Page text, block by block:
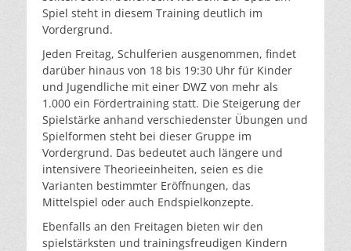
Spiel steht in diesem Training deutlich im
Vordergrund.
Jeden Freitag, Schulferien ausgenommen, findet
darüber hinaus von 18 bis 19:30 Uhr für Kinder
und Jugendliche mit einer DWZ von mehr als
1.000 ein Fördertraining statt. Die Steigerung der
Spielstärke anhand verschiedenster Übungen und
Spielformen steht bei dieser Gruppe im
Vordergrund. Das bedeutet auch längere und
intensivere Theorieeinheiten, seien es die
Varianten bestimmter Eröffnungen, das
Mittelspiel oder auch Endspielkonzepte.
Ebenfalls an den Freitagen bieten wir den
spielstärksten und trainingsfreudigen Kindern